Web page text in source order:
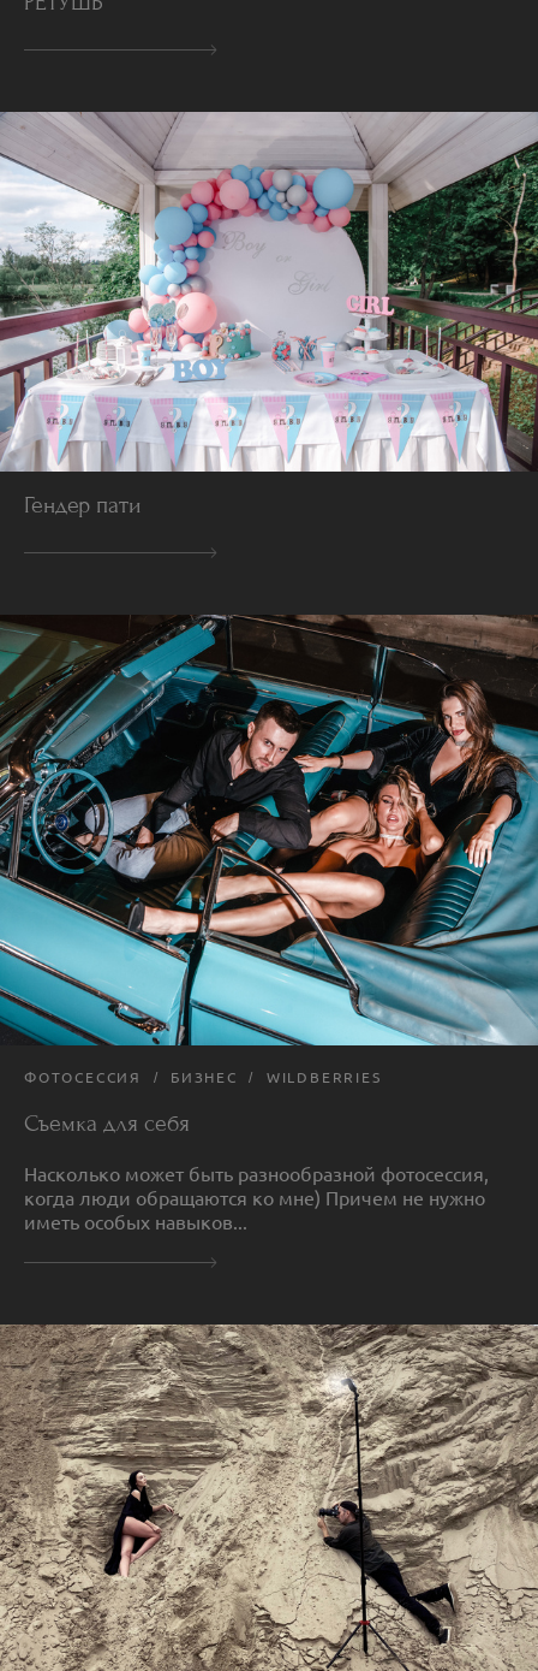
Гендер пати
ФОТОСЕССИЯ БИЗНЕС WILDBERRIES
Съемка для себя
Насколько может быть разнообразной фотосессия,
когда люди обращаются ко мне) Причем не нужно
иметь особых навыков...